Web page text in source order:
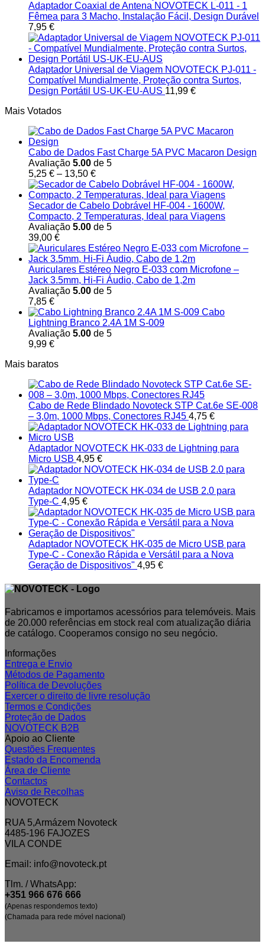
Adaptador Coaxial de Antena NOVOTECK L-011 - 1
Fêmea para 3 Macho, Instalação Fácil, Design Durável
7,95 €
Adaptador Universal de Viagem NOVOTECK PJ-011 -
Compatível Mundialmente, Proteção contra Surtos,
Design Portátil US-UK-EU-AUS 11,99 €
Mais Votados
Cabo de Dados Fast Charge 5A PVC Macaron Design
Avaliação 5.00 de 5
5,25 € – 13,50 €Price
range:
5,25 €
through
13,50 €
Secador de Cabelo Dobrável HF-004 - 1600W,
Compacto, 2 Temperaturas, Ideal para Viagens
Avaliação 5.00 de 5
39,00 €
Auriculares Estéreo Negro E-033 com Microfone –
Jack 3.5mm, Hi-Fi Áudio, Cabo de 1,2m
Avaliação 5.00 de 5
7,85 €
Cabo
Lightning Branco 2.4A 1M S-009
Avaliação 5.00 de 5
9,99 €
Mais baratos
Cabo de Rede Blindado Novoteck STP Cat.6e SE-008
– 3,0m, 1000 Mbps, Conectores RJ45 4,75 €
Adaptador NOVOTECK HK-033 de Lightning para
Micro USB 4,95 €
Adaptador NOVOTECK HK-034 de USB 2.0 para
Type-C 4,95 €
Adaptador NOVOTECK HK-035 de Micro USB para
Type-C - Conexão Rápida e Versátil para a Nova
Geração de Dispositivos" 4,95 €
Fabricamos e importamos acessórios para telemóveis. Mais
de 20.000 referências em stock real com atualização diária
de catálogo. Cooperamos consigo no seu negócio.
Informações
Entrega e Envio
Métodos de Pagamento
Política de Devoluções
Exercer o direito de livre resolução
Termos e Condições
Proteção de Dados
NOVOTECK B2B
Apoio ao Cliente
Questões Frequentes
Estado da Encomenda
Área de Cliente
Contactos
Aviso de Recolhas
NOVOTECK
RUA 5,Armázem Novoteck
4485-196 FAJOZES
VILA CONDE
Email: info@novoteck.pt
Tlm. / WhatsApp:
+351 966 676 666
(Apenas respondemos texto)
(Chamada para rede móvel nacional)